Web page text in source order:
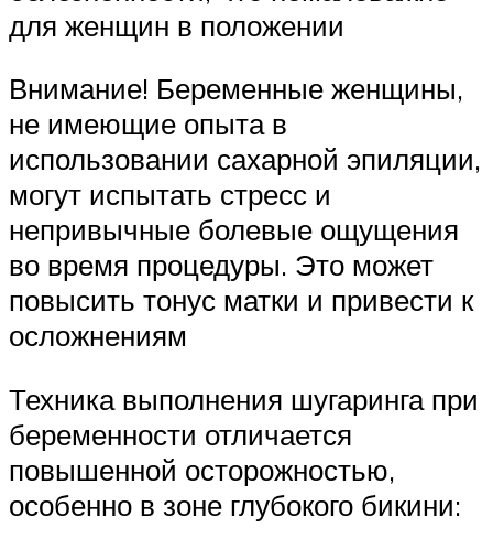
для женщин в положении
Внимание! Беременные женщины,
не имеющие опыта в
использовании сахарной эпиляции,
могут испытать стресс и
непривычные болевые ощущения
во время процедуры. Это может
повысить тонус матки и привести к
осложнениям
Техника выполнения шугаринга при
беременности отличается
повышенной осторожностью,
особенно в зоне глубокого бикини: